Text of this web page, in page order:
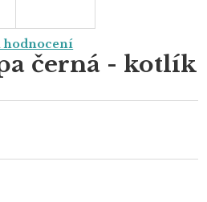
hodnocení
černá - kotlík